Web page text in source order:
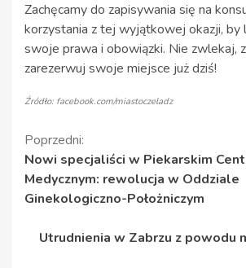
Zachęcamy do zapisywania się na
korzystania z tej wyjątkowej okazji, by
swoje prawa i obowiązki. Nie zwlekaj,
zarezerwuj swoje miejsce już dziś!
Źródło: facebook.com/miastoczeladz
Kontynuuj
czytanie
Poprzedni:
Nowi specjaliści w Piekarskim
Medycznym: rewolucja w Oddziale
Ginekologiczno-Położniczym
Utrudnienia w Zabrzu z powodu